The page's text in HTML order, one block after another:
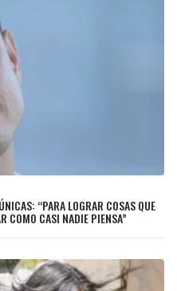
“PARA LOGRAR COSAS QUE
COMO CASI NADIE PIENSA”